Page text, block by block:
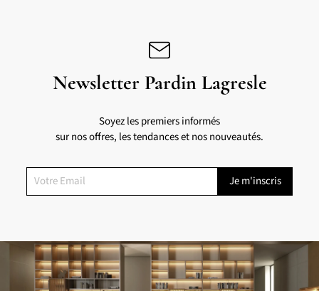
Newsletter Pardin Lagresle
Soyez les premiers informés
sur nos offres, les tendances et nos nouveautés.